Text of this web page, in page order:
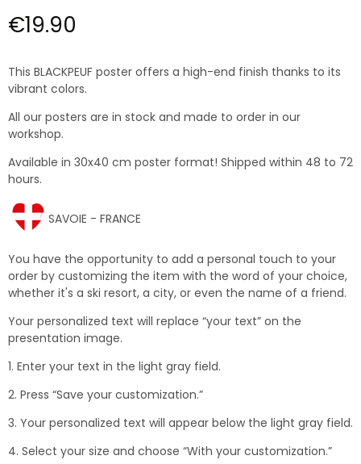
€19.90
This BLACKPEUF poster offers a high-end finish thanks to its
vibrant colors.
All our posters are in stock and made to order in our
workshop.
Available in 30x40 cm poster format! Shipped within 48 to 72
hours.
SAVOIE - FRANCE
You have the opportunity to add a personal touch to your
order by customizing the item with the word of your choice,
whether it's a ski resort, a city, or even the name of a friend.
Your personalized text will replace “your text” on the
presentation image.
1. Enter your text in the light gray field.
2. Press “Save your customization.”
3. Your personalized text will appear below the light gray field.
4. Select your size and choose “With your customization.”